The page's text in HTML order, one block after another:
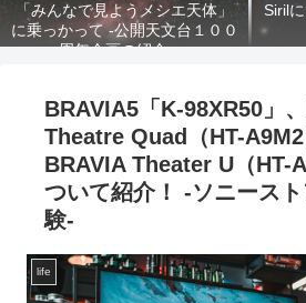
「みんなで見ようメシエ天体」
に乗っかって -公開天文台１００
周年企画の紹介-
Siril
BRAVIA5「K-98XR50」
Theatre Quad（HT-
BRAVIA Theater U（HT-
ついて紹介！ -ソニース
験-
life